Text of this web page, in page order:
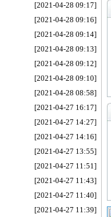
[2021-04-28 09:17]
[2021-04-28 09:16]
[2021-04-28 09:14]
[2021-04-28 09:13]
[2021-04-28 09:12]
[2021-04-28 09:10]
[2021-04-28 08:58]
[2021-04-27 16:17]
[2021-04-27 14:27]
[2021-04-27 14:16]
[2021-04-27 13:55]
[2021-04-27 11:51]
[2021-04-27 11:43]
[2021-04-27 11:40]
[2021-04-27 11:39]